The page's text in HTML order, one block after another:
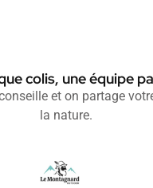
colis, une équipe
et on partage
la nature.